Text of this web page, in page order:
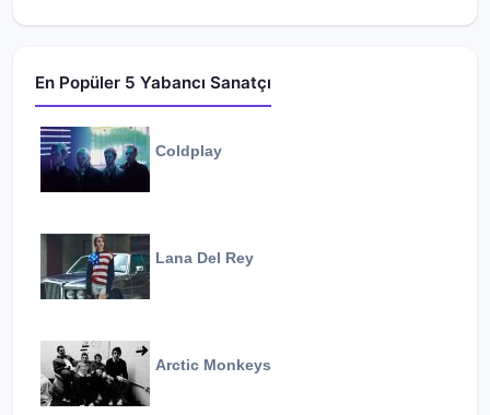
En Popüler 5 Yabancı Sanatçı
Coldplay
Lana Del Rey
Arctic Monkeys